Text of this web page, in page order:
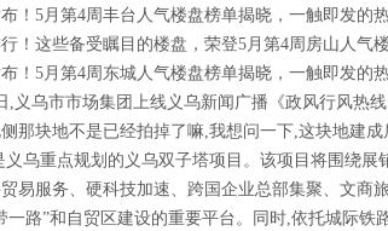
5月第4周丰台人气楼盘榜单揭晓，一触即发的热
这些备受瞩目的楼盘，荣登5月第4周房山人气楼
5月第4周东城人气楼盘榜单揭晓，一触即发的热
乌市市场集团上线义乌新闻广播《政风行风热
那块地不是已经拍掉了嘛,我想问一下,这块地建
义乌重点规划的义乌双子塔项目。该项目将围绕
易服务、硬科技加速、跨国企业总部集聚、文商
一路”和自贸区建设的重要平台。同时,依托城际